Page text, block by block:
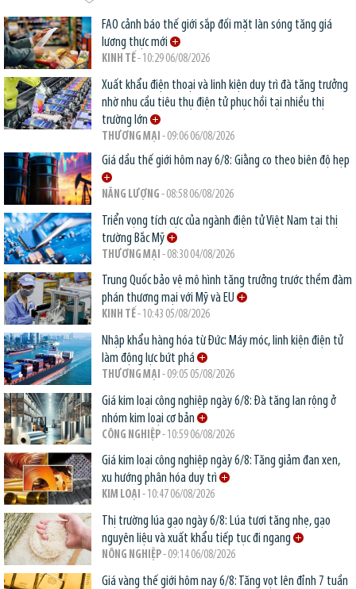
FAO cảnh báo thế giới sắp đối mặt làn sóng tăng giá
lương thực mới
KINH TẾ- 10:29 06/08/2026
Xuất khẩu điện thoại và linh kiện duy trì đà tăng trưởng
nhờ nhu cầu tiêu thụ điện tử phục hồi tại nhiều thị
trường lớn
THƯƠNG MẠI - 09:06 06/08/2026
Giá dầu thế giới hôm nay 6/8: Giằng co theo biên độ hẹp
NĂNG LƯỢNG - 08:58 06/08/2026
Triển vọng tích cực của ngành điện tử Việt Nam tại thị
trường Bắc Mỹ
THƯƠNG MẠI - 08:30 04/08/2026
Trung Quốc bảo vệ mô hình tăng trưởng trước thềm đàm
phán thương mại với Mỹ và EU
KINH TẾ- 10:43 05/08/2026
Nhập khẩu hàng hóa từ Đức: Máy móc, linh kiện điện tử
làm động lực bứt phá
THƯƠNG MẠI - 09:05 05/08/2026
Giá kim loại công nghiệp ngày 6/8: Đà tăng lan rộng ở
nhóm kim loại cơ bản
CÔNG NGHIỆP- 10:59 06/08/2026
Giá kim loại công nghiệp ngày 6/8: Tăng giảm đan xen,
xu hướng phân hóa duy trì
KIM LOẠI - 10:47 06/08/2026
Thị trường lúa gạo ngày 6/8: Lúa tươi tăng nhẹ, gạo
nguyên liệu và xuất khẩu tiếp tục đi ngang
NÔNG NGHIỆP- 09:14 06/08/2026
Giá vàng thế giới hôm nay 6/8: Tăng vọt lên đỉnh 7 tuần